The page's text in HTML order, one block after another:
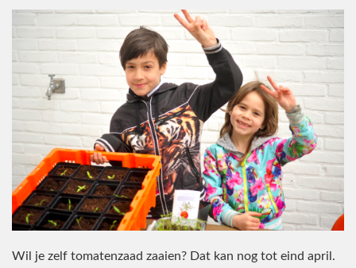
Wil je zelf tomatenzaad zaaien? Dat kan nog tot eind april.